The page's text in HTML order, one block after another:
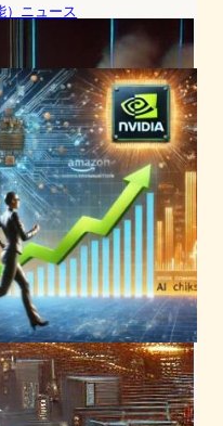
）ニュース
Amazonを抜き市場
位に – AIチップ需
景に